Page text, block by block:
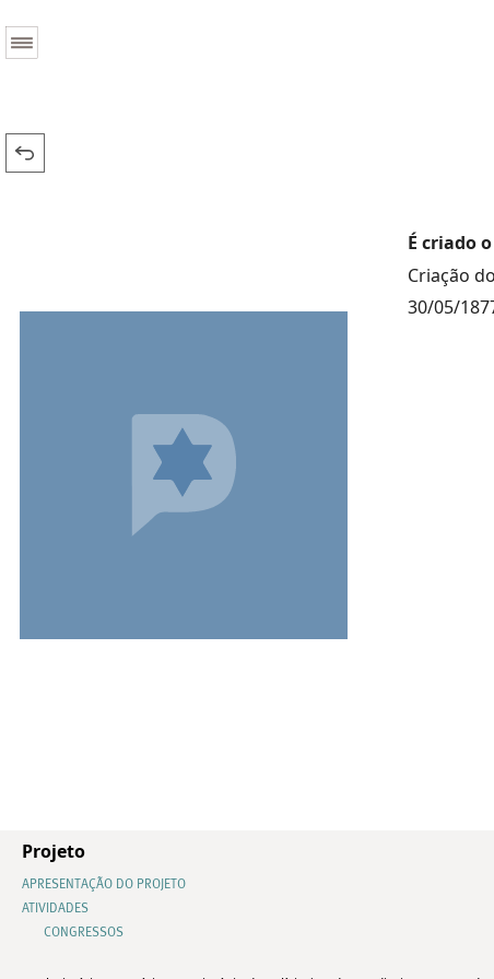
É criado
Criação
30/05/
Projeto
APRESENTAÇÃO DO PROJETO
ATIVIDADES
CONGRESSOS